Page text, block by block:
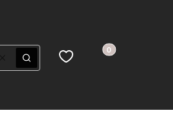
WyczyśćSzukaj
Ulubione Produkty w
Koszyk